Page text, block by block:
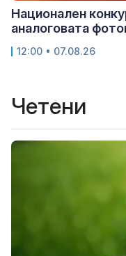
Национален
аналоговата
12:00 • 07.08.26
Четени